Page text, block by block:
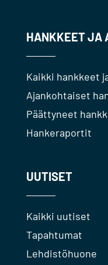
HANKKEET JA
Kaikki hankkeet
Ajankohtaiset
Päättyneet
Hankeraportit
UUTISET
Kaikki uutiset
Tapahtumat
Lehdistöhuone